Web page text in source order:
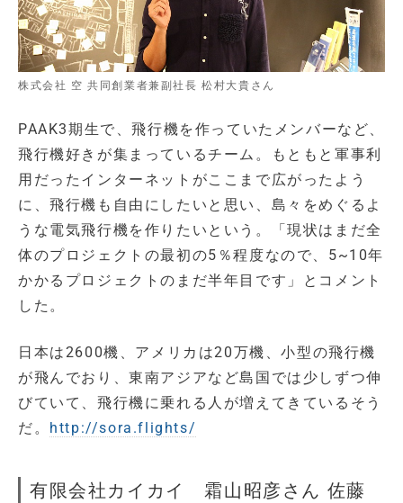
株式会社 空 共同創業者兼副社長 松村大貴さん
PAAK3期生で、飛行機を作っていたメンバーなど、
飛行機好きが集まっているチーム。もともと軍事利
用だったインターネットがここまで広がったよう
に、飛行機も自由にしたいと思い、島々をめぐるよ
うな電気飛行機を作りたいという。「現状はまだ全
体のプロジェクトの最初の5％程度なので、5~10年
かかるプロジェクトのまだ半年目です」とコメント
した。
日本は2600機、アメリカは20万機、小型の飛行機
が飛んでおり、東南アジアなど島国では少しずつ伸
びていて、飛行機に乗れる人が増えてきているそう
だ。 http://sora.flights/
有限会社カイカイ 霜山昭彦さん 佐藤